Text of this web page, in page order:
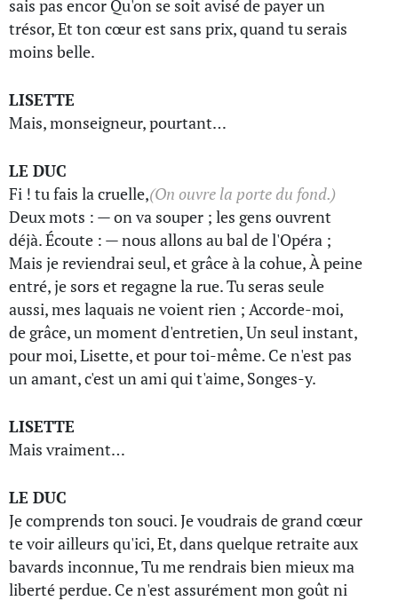
sais pas encor Qu'on se soit avisé de payer un
trésor, Et ton cœur est sans prix, quand tu serais
moins belle.
LISETTE
Mais, monseigneur, pourtant…
LE DUC
Fi ! tu fais la cruelle,(On ouvre la porte du fond.)
Deux mots : — on va souper ; les gens ouvrent
déjà. Écoute : — nous allons au bal de l'Opéra ;
Mais je reviendrai seul, et grâce à la cohue, À peine
entré, je sors et regagne la rue. Tu seras seule
aussi, mes laquais ne voient rien ; Accorde-moi,
de grâce, un moment d'entretien, Un seul instant,
pour moi, Lisette, et pour toi-même. Ce n'est pas
un amant, c'est un ami qui t'aime, Songes-y.
LISETTE
Mais vraiment…
LE DUC
Je comprends ton souci. Je voudrais de grand cœur
te voir ailleurs qu'ici, Et, dans quelque retraite aux
bavards inconnue, Tu me rendrais bien mieux ma
liberté perdue. Ce n'est assurément mon goût ni